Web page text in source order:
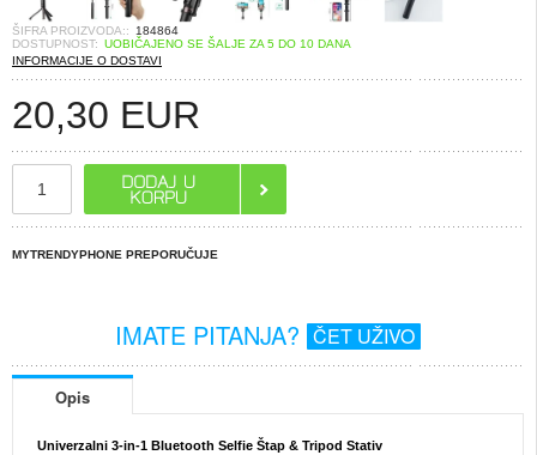
ŠIFRA PROIZVODA::
184864
DOSTUPNOST: UOBIČAJENO SE ŠALJE ZA 5 DO 10 DANA
INFORMACIJE O DOSTAVI
20,30 EUR
MYTRENDYPHONE PREPORUČUJE
IMATE PITANJA? ČET UŽIVO
Opis
Univerzalni 3-in-1 Bluetooth Selfie Štap & Tripod Stativ